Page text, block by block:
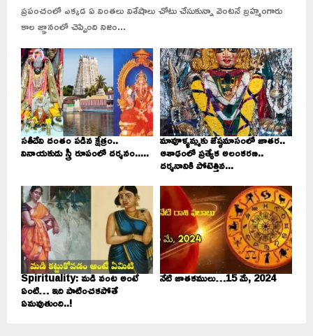
ప్రపంచంలో ఎక్కడ ఏ వింతలు విశేషాలు చోటు చేసుకున్నా వెంటనే బ్రహ్మంగారు
కాల జ్ఞానంలో చెప్పింది నిజం...
సతీదేవి దంతం పడిన క్షేత్రం..
వినాయకుడు స్త్రీ రూపంలో దర్శనం.....
మావూళ్ళమ్మకు జేష్ఠమాసంలో జాతర..
ఆశాఢంలో ప్రత్యేక అలంకరణ..
దర్శనానికి పోటెత్తిన...
Spirituality: మడి వంట అంటే
ఏంటి… ఇది పాటించకపోతే
ఏమవుతుంది..!
నేటి జాతకములు…15 మే, 2024